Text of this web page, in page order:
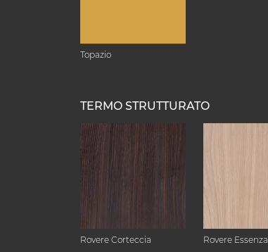
Topazio
TERMO STRUTTURATO
Rovere Corteccia Rovere Essenza